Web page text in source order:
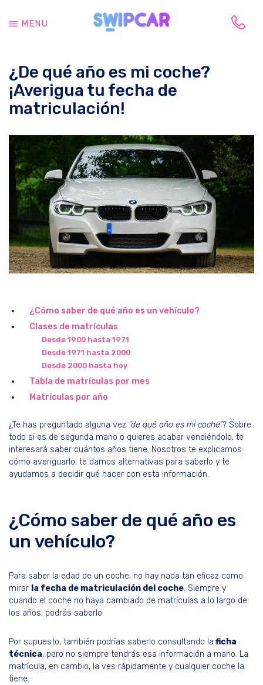
principal
cambia,
tu
coche
también
MENU
¿De qué año es mi coche?
¡Averigua tu fecha de
matriculación!
¿Cómo saber de qué año es un vehículo?
Clases de matrículas
Desde 1900 hasta 1971
Desde 1971 hasta 2000
Desde 2000 hasta hoy
Tabla de matrículas por mes
Matrículas por año
¿Te has preguntado alguna vez “de qué año es mi coche”? Sobre
todo si es de segunda mano o quieres acabar vendiéndolo, te
interesará saber cuántos años tiene. Nosotros te explicamos
cómo averiguarlo, te damos alternativas para saberlo y te
ayudamos a decidir qué hacer con esta información.
¿Cómo saber de qué año es
un vehículo?
Para saber la edad de un coche, no hay nada tan eficaz como
mirar la fecha de matriculación del coche. Siempre y
cuando el coche no haya cambiado de matrículas a lo largo de
los años, podrás saberlo.
Por supuesto, también podrías saberlo consultando la ficha
técnica, pero no siempre tendrás esa información a mano. La
matrícula, en cambio, la ves rápidamente y cualquier coche la
tiene.